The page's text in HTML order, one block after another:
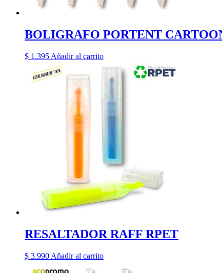
BOLIGRAFO PORTENT
$ 1.395 Añadir al carrito
RESALTADOR RAFF RPET
$ 3.990 Añadir al carrito